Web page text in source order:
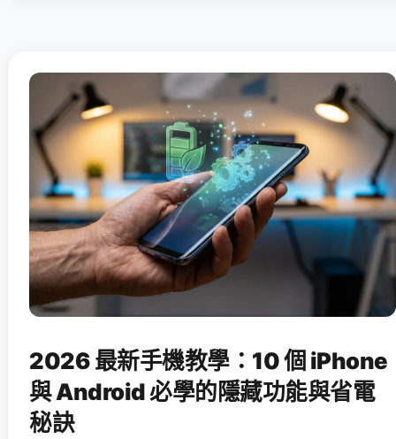
2026 最新手機教學：10 個 iPhone
與 Android 必學的隱藏功能與省電
秘訣